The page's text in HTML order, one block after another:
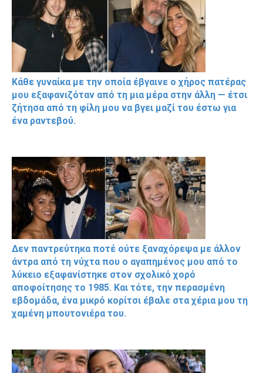
Κάθε γυναίκα με την οποία έβγαινε ο χήρος πατέρας
μου εξαφανιζόταν από τη μια μέρα στην άλλη — έτσι
ζήτησα από τη φίλη μου να βγει μαζί του έστω για
ένα ραντεβού.
Δεν παντρεύτηκα ποτέ ούτε ξαναχόρεψα με άλλον
άντρα από τη νύχτα που ο αγαπημένος μου από το
λύκειο εξαφανίστηκε στον σχολικό χορό
αποφοίτησης το 1985. Και τότε, την περασμένη
εβδομάδα, ένα μικρό κορίτσι έβαλε στα χέρια μου τη
χαμένη μπουτονιέρα του.